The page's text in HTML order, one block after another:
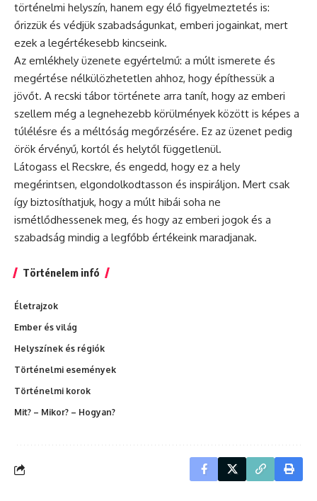
történelmi helyszín, hanem egy élő figyelmeztetés is:
őrizzük és védjük szabadságunkat, emberi jogainkat, mert
ezek a legértékesebb kincseink.
Az emlékhely üzenete egyértelmű: a múlt ismerete és
megértése nélkülözhetetlen ahhoz, hogy építhessük a
jövőt. A recski tábor története arra tanít, hogy az emberi
szellem még a legnehezebb körülmények között is képes a
túlélésre és a méltóság megőrzésére. Ez az üzenet pedig
örök érvényű, kortól és helytől függetlenül.
Látogass el Recskre, és engedd, hogy ez a hely
megérintsen, elgondolkodtasson és inspiráljon. Mert csak
így biztosíthatjuk, hogy a múlt hibái soha ne
ismétlődhessenek meg, és hogy az emberi jogok és a
szabadság mindig a legfőbb értékeink maradjanak.
Történelem infó
Életrajzok
Ember és világ
Helyszínek és régiók
Történelmi események
Történelmi korok
Mit? – Mikor? – Hogyan?